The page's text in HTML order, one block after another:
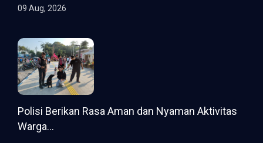
09 Aug, 2026
Polisi Berikan Rasa Aman dan Nyaman Aktivitas
Warga...